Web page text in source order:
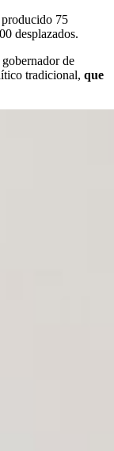
producido 75
desplazados.
de
tradicional, que